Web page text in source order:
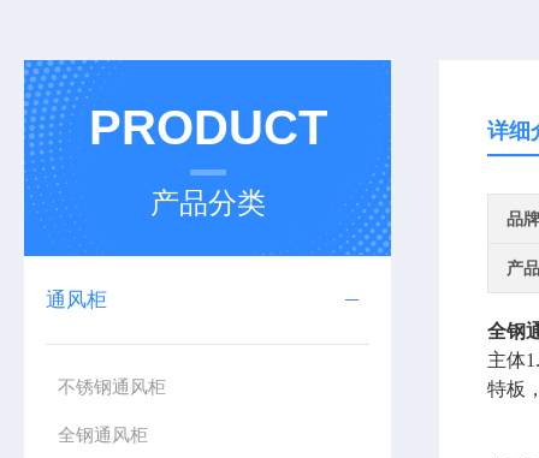
PRODUCT
产品分类
通风柜
不锈钢通风柜
全钢通风柜
详细
品牌
产
全钢
主体
特板